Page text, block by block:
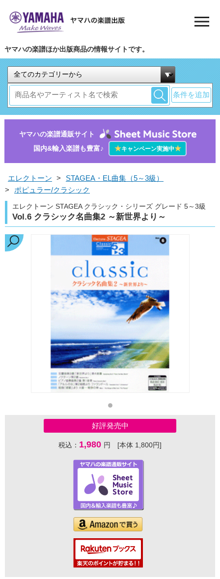
ヤマハの楽譜ほか出版商品の情報サイトです。
条件を追加
ヤマハの楽譜通販サイト
国内&輸入楽譜も豊富♪
★キャンペーン実施中★
エレクトーン >
STAGEA・EL曲集（5～3級）
>
ポピュラー/クラシック
エレクトーン STAGEA クラシック・シリーズ グレード 5～3級
Vol.6 クラシック名曲集2 ～新世界より～
好評発売中
税込： 1,980 円 [本体 1,800円]